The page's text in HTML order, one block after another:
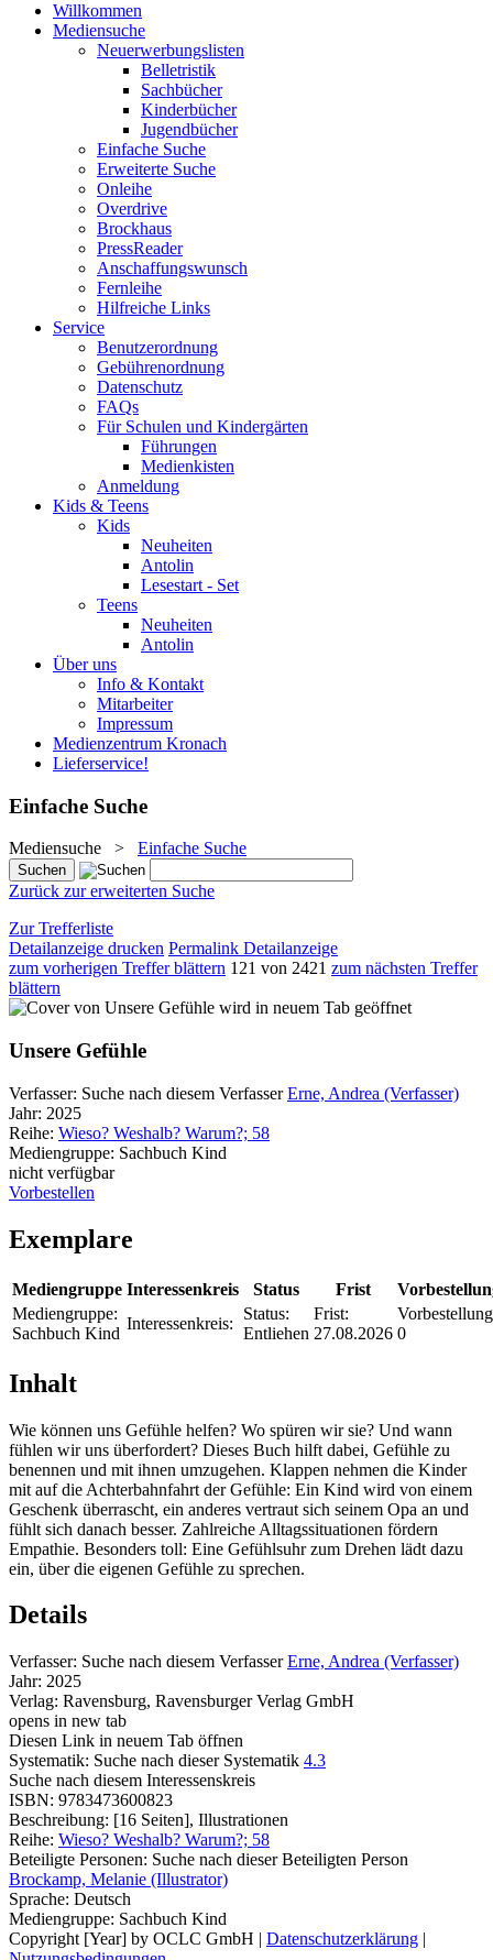
Willkommen
Mediensuche
Neuerwerbungslisten
Belletristik
Sachbücher
Kinderbücher
Jugendbücher
Einfache Suche
Erweiterte Suche
Onleihe
Overdrive
Brockhaus
PressReader
Anschaffungswunsch
Fernleihe
Hilfreiche Links
Service
Benutzerordnung
Gebührenordnung
Datenschutz
FAQs
Für Schulen und Kindergärten
Führungen
Medienkisten
Anmeldung
Kids & Teens
Kids
Neuheiten
Antolin
Lesestart - Set
Teens
Neuheiten
Antolin
Über uns
Info & Kontakt
Mitarbeiter
Impressum
Medienzentrum Kronach
Lieferservice!
Einfache Suche
Mediensuche > Einfache Suche
Zurück zur erweiterten Suche
Zur Trefferliste
Detailanzeige drucken Permalink Detailanzeige
zum vorherigen Treffer blättern 121 von 2421 zum nächsten Treffer
blättern
wird in neuem Tab geöffnet
Unsere Gefühle
Verfasser: Suche nach diesem Verfasser Erne, Andrea (Verfasser)
Jahr: 2025
Reihe: Wieso? Weshalb? Warum?; 58
Mediengruppe: Sachbuch Kind
nicht verfügbar
Vorbestellen
Exemplare
Mediengruppe Interessenkreis Status Frist
Mediengruppe:
Sachbuch Kind
Interessenkreis:
Status:
Entliehen
Frist:
27.08.2026 0
Inhalt
Wie können uns Gefühle helfen? Wo spüren wir sie? Und wann
fühlen wir uns überfordert? Dieses Buch hilft dabei, Gefühle zu
benennen und mit ihnen umzugehen. Klappen nehmen die Kinder
mit auf die Achterbahnfahrt der Gefühle: Ein Kind wird von einem
Geschenk überrascht, ein anderes vertraut sich seinem Opa an und
fühlt sich danach besser. Zahlreiche Alltagssituationen fördern
Empathie. Besonders toll: Eine Gefühlsuhr zum Drehen lädt dazu
ein, über die eigenen Gefühle zu sprechen.
Details
Verfasser: Suche nach diesem Verfasser Erne, Andrea (Verfasser)
Jahr: 2025
Verlag: Ravensburg, Ravensburger Verlag GmbH
opens in new tab
Diesen Link in neuem Tab öffnen
Systematik: Suche nach dieser Systematik 4.3
Suche nach diesem Interessenskreis
ISBN: 9783473600823
Beschreibung: [16 Seiten], Illustrationen
Reihe: Wieso? Weshalb? Warum?; 58
Beteiligte Personen: Suche nach dieser Beteiligten Person
Brockamp, Melanie (Illustrator)
Sprache: Deutsch
Mediengruppe: Sachbuch Kind
Copyright [Year] by OCLC GmbH | Datenschutzerklärung |